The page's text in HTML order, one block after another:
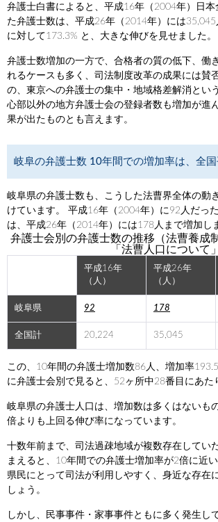
弁護士白書によると、平成16年（2004年）日本
た弁護士数は、平成26年（2014年）には
に対して173.3% と、大きな伸びを見せました。
弁護士数増加の一方で、合格者の質の低下、働
れるケースも多く、司法制度改革の成果には賛
の、東京への弁護士の集中・地域格差解消とい
心部以外の地方弁護士会の登録者数も増加が進
果が出たものとも言えます。
岐阜の弁護士数 10年間での増加率は、全国
岐阜県の弁護士数も、こうした法曹界全体の動
けています。 平成16年（2004年）に92人だっ
は、平成26年（2014年）には178人まで増加し
弁護士会別の弁護士数の推移（法曹養
「法曹人口について
平成16年
（人）
平成26年
（人）
岐阜県 92 178
全国計 20,224 35,045
この、10年間の弁護士増加数86人、増加率
に弁護士会別で見ると、52ヶ所中28番目にあた
岐阜県の弁護士人口は、増加数は多くはないも
倍よりも上回る伸び率になっています。
十数年前まで、司法過疎地域が複数存在してい
まえると、10年間での弁護士増加率が2倍に近
県民にとって司法が利用しやすく、身近な存在
しょう。
しかし、民事事件・家事事件ともに多く発生し